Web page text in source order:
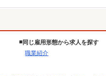
同じ雇用形態から求人を探す
職業紹介